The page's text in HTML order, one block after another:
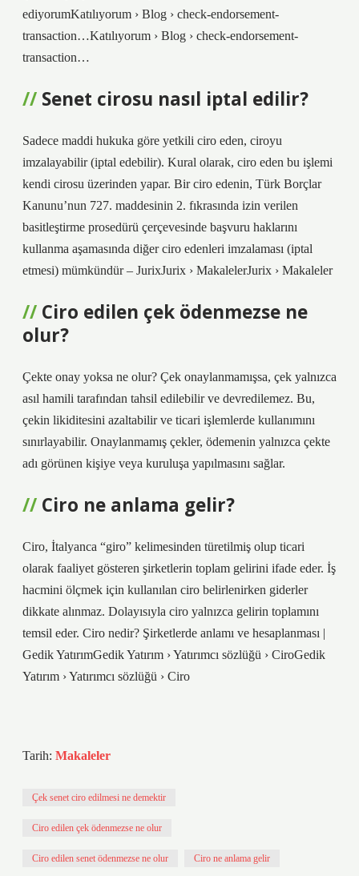
ediyorumKatılıyorum › Blog › check-endorsement-
transaction…Katılıyorum › Blog › check-endorsement-
transaction…
Senet cirosu nasıl iptal edilir?
Sadece maddi hukuka göre yetkili ciro eden, ciroyu
imzalayabilir (iptal edebilir). Kural olarak, ciro eden bu işlemi
kendi cirosu üzerinden yapar. Bir ciro edenin, Türk Borçlar
Kanunu’nun 727. maddesinin 2. fıkrasında izin verilen
basitleştirme prosedürü çerçevesinde başvuru haklarını
kullanma aşamasında diğer ciro edenleri imzalaması (iptal
etmesi) mümkündür – JurixJurix › MakalelerJurix › Makaleler
Ciro edilen çek ödenmezse ne
olur?
Çekte onay yoksa ne olur? Çek onaylanmamışsa, çek yalnızca
asıl hamili tarafından tahsil edilebilir ve devredilemez. Bu,
çekin likiditesini azaltabilir ve ticari işlemlerde kullanımını
sınırlayabilir. Onaylanmamış çekler, ödemenin yalnızca çekte
adı görünen kişiye veya kuruluşa yapılmasını sağlar.
Ciro ne anlama gelir?
Ciro, İtalyanca “giro” kelimesinden türetilmiş olup ticari
olarak faaliyet gösteren şirketlerin toplam gelirini ifade eder. İş
hacmini ölçmek için kullanılan ciro belirlenirken giderler
dikkate alınmaz. Dolayısıyla ciro yalnızca gelirin toplamını
temsil eder. Ciro nedir? Şirketlerde anlamı ve hesaplanması |
Gedik YatırımGedik Yatırım › Yatırımcı sözlüğü › CiroGedik
Yatırım › Yatırımcı sözlüğü › Ciro
Tarih: Makaleler
Çek senet ciro edilmesi ne demektir
Ciro edilen çek ödenmezse ne olur
Ciro edilen senet ödenmezse ne olur Ciro ne anlama gelir